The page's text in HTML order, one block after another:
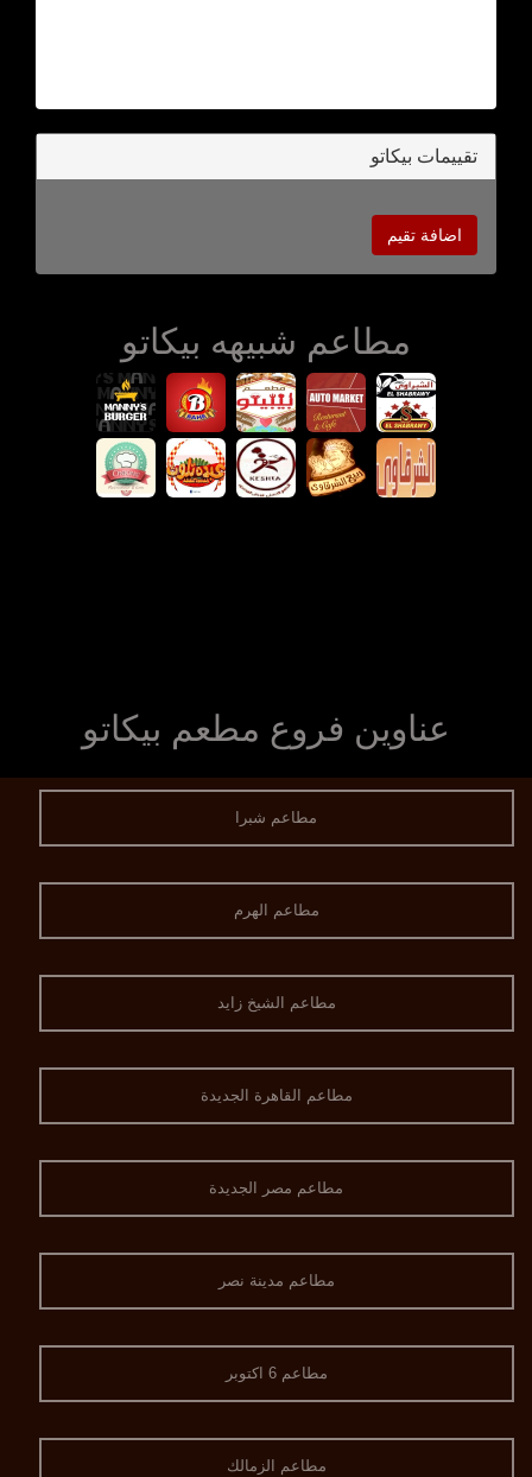
تقييمات بيكاتو
اضافة تقيم
مطاعم شبيهه بيكاتو
عناوين فروع مطعم بيكاتو
مطاعم شبرا
مطاعم الهرم
مطاعم الشيخ زايد
مطاعم القاهرة الجديدة
مطاعم مصر الجديدة
مطاعم مدينة نصر
مطاعم 6 اكتوبر
مطاعم الزمالك